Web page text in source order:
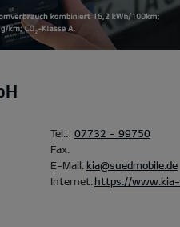
Tel.: 07732 - 99750
Fax:
E-Mail: kia@suedmobile.de
Internet: https://www.kia-